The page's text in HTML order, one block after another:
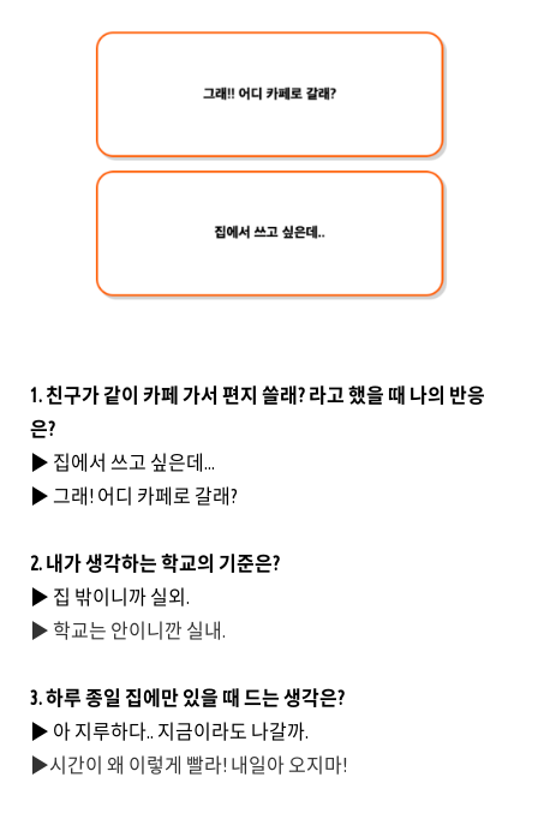
1. 친구가 같이 카페 가서 편지 쓸래? 라고 했을 때 나의 반응
은?
▶ 집에서 쓰고 싶은데...
▶ 그래! 어디 카페로 갈래?
2. 내가 생각하는 학교의 기준은?
▶ 집 밖이니까 실외.
▶ 학교는 안이니깐 실내.
3. 하루 종일 집에만 있을 때 드는 생각은?
▶ 아 지루하다.. 지금이라도 나갈까.
▶시간이 왜 이렇게 빨라! 내일아 오지마!